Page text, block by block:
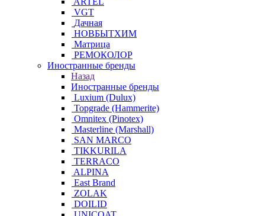
VGT
Дачная
НОВБЫТХИМ
Матрица
РЕМОКОЛОР
Иностранные бренды
Назад
Иностранные бренды
Luxium (Dulux)
Topgrade (Hammerite)
Omnitex (Pinotex)
Masterline (Marshall)
SAN MARCO
TIKKURILA
TERRACO
ALPINA
East Brand
ZOLAK
DOILID